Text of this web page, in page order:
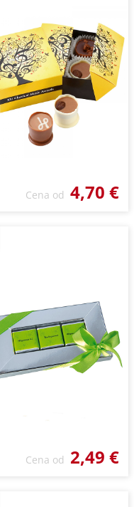
Cena od 4,70 €
Cena od 2,49 €